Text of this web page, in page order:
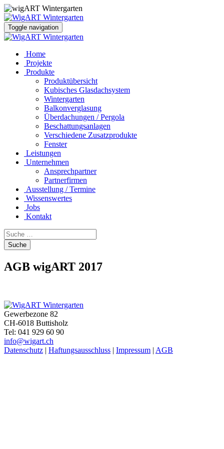
Toggle navigation
Home
Projekte
Produkte
Produktübersicht
Kubisches Glasdachsystem
Wintergarten
Balkonverglasung
Überdachungen / Pergola
Beschattungsanlagen
Verschiedene Zusatzprodukte
Fenster
Leistungen
Unternehmen
Ansprechpartner
Partnerfirmen
Ausstellung / Termine
Wissenswertes
Jobs
Kontakt
Suche
nach:
AGB wigART 2017
Gewerbezone 82
CH-6018 Buttisholz
Tel: 041 929 60 90
info@wigart.ch
Datenschutz | Haftungsausschluss | Impressum | AGB